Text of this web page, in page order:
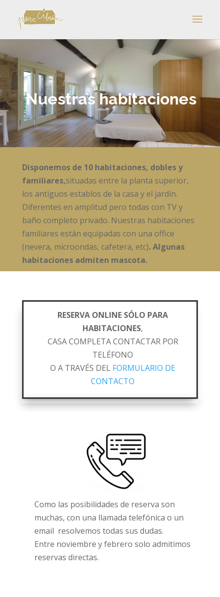
Nuestras habitaciones
Disponemos de 10 habitaciones, dobles y
familiares,situadas entre la planta superior,
los antiguos establos de la casa y el jardín.
Diferentes en amplitud pero todas con TV y
baño completo privado. Nuestras habitaciones
familiares están equipadas con una office
(nevera, microondas, cafetera, etc). Algunas
habitaciones admiten mascota.
RESERVA ONLINE SÓLO PARA
HABITACIONES,
CASA COMPLETA CONTACTAR POR
TELÉFONO
O A TRAVÉS DEL FORMULARIO DE
CONTACTO
Como las posibilidades de reserva son
muchas, con una llamada telefónica o un
email resolvemos todas sus dudas.
Entre noviembre y febrero solo admitimos
reservas directas.